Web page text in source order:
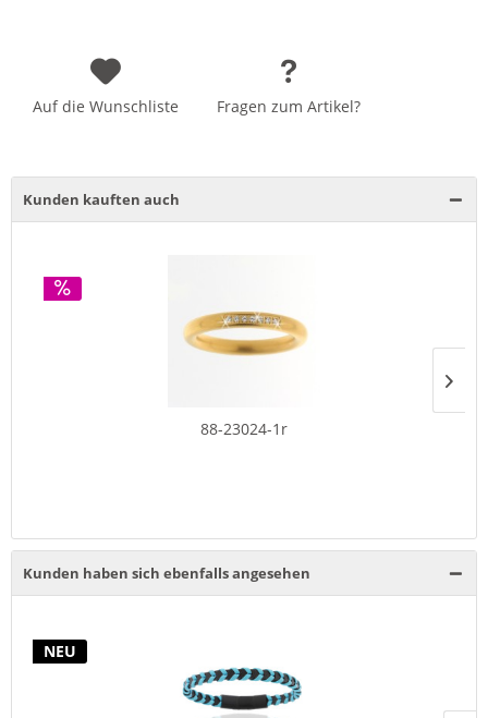
Auf die Wunschliste Fragen zum Artikel?
Kunden kauften auch
88-23024-1r
Kunden haben sich ebenfalls angesehen
NEU